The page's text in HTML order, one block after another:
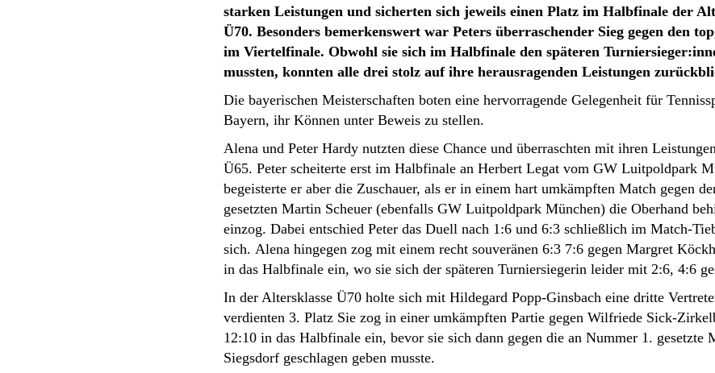
starken Leistungen und sicherten sich jeweils einen Platz im Halbfinale der
Ü70. Besonders bemerkenswert war Peters überraschender Sieg gegen den
im Viertelfinale. Obwohl sie sich im Halbfinale den späteren
mussten, konnten alle drei stolz auf ihre herausragenden Leistungen
Die bayerischen Meisterschaften boten eine hervorragende Gelegenheit für
Bayern, ihr Können unter Beweis zu stellen.
Alena und Peter Hardy nutzten diese Chance und überraschten mit ihren
Ü65. Peter scheiterte erst im Halbfinale an Herbert Legat vom GW Luitpoldpark
begeisterte er aber die Zuschauer, als er in einem hart umkämpften Match gegen
gesetzten Martin Scheuer (ebenfalls GW Luitpoldpark München) die Oberhand
einzog. Dabei entschied Peter das Duell nach 1:6 und 6:3 schließlich im Match-
sich. Alena hingegen zog mit einem recht souveränen 6:3 7:6 gegen Margret
in das Halbfinale ein, wo sie sich der späteren Turniersiegerin leider mit 2:6, 4:6
In der Altersklasse Ü70 holte sich mit Hildegard Popp-Ginsbach eine dritte
verdienten 3. Platz Sie zog in einer umkämpften Partie gegen Wilfriede Sick-
12:10 in das Halbfinale ein, bevor sie sich dann gegen die an Nummer 1. gesetzte
Siegsdorf geschlagen geben musste.